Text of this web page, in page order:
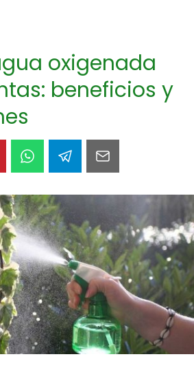
oxigenada
beneficios y